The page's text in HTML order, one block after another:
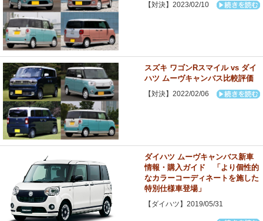
【対決】2023/02/10
スズキ ワゴンRスマイル vs ダイ
ハツ ムーヴキャンバス比較評価
【対決】2022/02/06
ダイハツ ムーヴキャンバス新車
情報・購入ガイド 「より個性的
なカラーコーディネートを施した
特別仕様車登場」
【ダイハツ】2019/05/31